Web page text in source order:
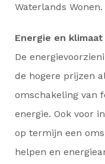
Waterlands Wonen.
Energie en klimaat
De
de hogere prijzen
omschakeling van
energie. Ook voor
op termijn een
helpen en